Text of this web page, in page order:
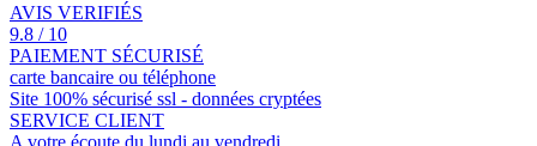
AVIS VERIFIÉS
9.8 / 10
PAIEMENT SÉCURISÉ
carte bancaire ou téléphone
Site 100% sécurisé ssl - données cryptées
SERVICE CLIENT
A votre écoute du lundi au vendredi